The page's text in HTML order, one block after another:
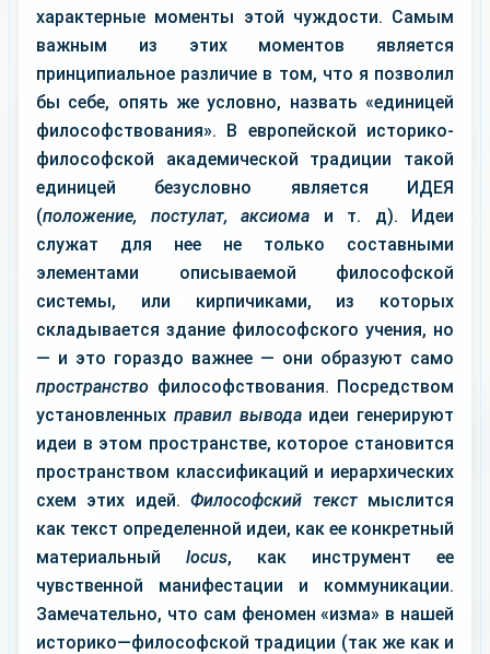
характерные моменты этой чуждости. Самым
важным из этих моментов является
принципиальное различие в том, что я позволил
бы себе, опять же условно, назвать «единицей
философствования». В европейской историко-
философской академической традиции такой
единицей безусловно является ИДЕЯ
(положение, постулат, аксиома и т. д). Идеи
служат для нее не только составными
элементами описываемой философской
системы, или кирпичиками, из которых
складывается здание философского учения, но
— и это гораздо важнее — они образуют само
пространство философствования. Посредством
установленных правил выводаидеи генерируют
идеи в этом пространстве, которое становится
пространством классификаций и иерархических
схем этих идей.Философский текстмыслится
как текст определенной идеи, как ее конкретный
материальный locus, как инструмент ее
чувственной манифестации и коммуникации.
Замечательно, что сам феномен «изма» в нашей
историко—философской традиции (так же как и